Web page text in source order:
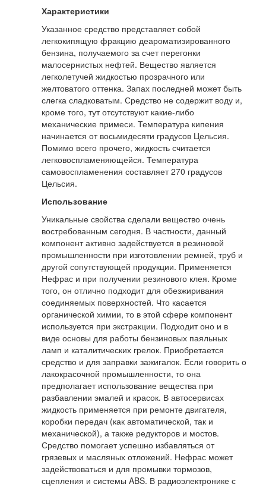
Характеристики
Указанное средство представляет собой
легкокипящую фракцию деароматизированного
бензина, получаемого за счет перегонки
малосернистых нефтей. Вещество является
легколетучей жидкостью прозрачного или
желтоватого оттенка. Запах последней может быть
слегка сладковатым. Средство не содержит воду и,
кроме того, тут отсутствуют какие-либо
механические примеси. Температура кипения
начинается от восьмидесяти градусов Цельсия.
Помимо всего прочего, жидкость считается
легковоспламеняющейся. Температура
самовоспламенения составляет 270 градусов
Цельсия.
Использование
Уникальные свойства сделали вещество очень
востребованным сегодня. В частности, данный
компонент активно задействуется в резиновой
промышленности при изготовлении ремней, труб и
другой сопутствующей продукции. Применяется
Нефрас и при получении резинового клея. Кроме
того, он отлично подходит для обезжиривания
соединяемых поверхностей. Что касается
органической химии, то в этой сфере компонент
используется при экстракции. Подходит оно и в
виде основы для работы бензиновых паяльных
ламп и каталитических грелок. Приобретается
средство и для заправки зажигалок. Если говорить о
лакокрасочной промышленности, то она
предполагает использование вещества при
разбавлении эмалей и красок. В автосервисах
жидкость применяется при ремонте двигателя,
коробки передач (как автоматической, так и
механической), а также редукторов и мостов.
Средство помогает успешно избавляться от
грязевых и масляных отложений. Нефрас может
задействоваться и для промывки тормозов,
сцепления и системы ABS. В радиоэлектронике с